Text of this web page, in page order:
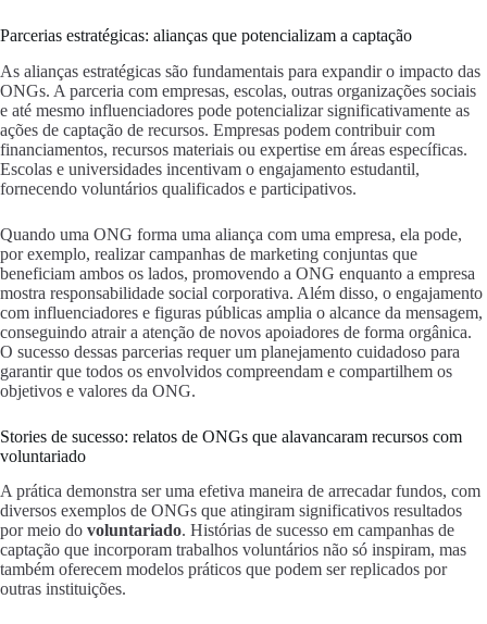
Parcerias estratégicas: alianças que potencializam a captação
As alianças estratégicas são fundamentais para expandir o impacto das
ONGs. A parceria com empresas, escolas, outras organizações sociais
e até mesmo influenciadores pode potencializar significativamente as
ações de captação de recursos. Empresas podem contribuir com
financiamentos, recursos materiais ou expertise em áreas específicas.
Escolas e universidades incentivam o engajamento estudantil,
fornecendo voluntários qualificados e participativos.
Quando uma ONG forma uma aliança com uma empresa, ela pode,
por exemplo, realizar campanhas de marketing conjuntas que
beneficiam ambos os lados, promovendo a ONG enquanto a empresa
mostra responsabilidade social corporativa. Além disso, o engajamento
com influenciadores e figuras públicas amplia o alcance da mensagem,
conseguindo atrair a atenção de novos apoiadores de forma orgânica.
O sucesso dessas parcerias requer um planejamento cuidadoso para
garantir que todos os envolvidos compreendam e compartilhem os
objetivos e valores da ONG.
Stories de sucesso: relatos de ONGs que alavancaram recursos com
voluntariado
A prática demonstra ser uma efetiva maneira de arrecadar fundos, com
diversos exemplos de ONGs que atingiram significativos resultados
por meio do voluntariado. Histórias de sucesso em campanhas de
captação que incorporam trabalhos voluntários não só inspiram, mas
também oferecem modelos práticos que podem ser replicados por
outras instituições.